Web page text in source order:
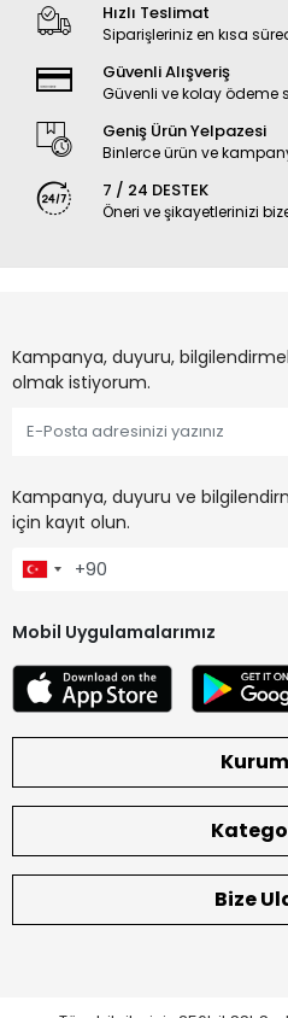
Hızlı Teslimat
Siparişleriniz en kısa
Güvenli Alışveriş
Güvenli ve kolay ödeme
Geniş Ürün Yelpazesi
Binlerce ürün ve
7 / 24 DESTEK
Öneri ve şikayetlerinizi
Kampanya, duyuru,
olmak istiyorum.
Kampanya, duyuru ve
için kayıt olun.
Mobil Uygulamalarımız
Bize